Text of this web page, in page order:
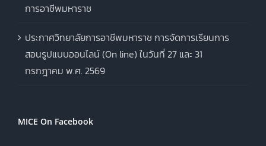
การอาชีพมหาราช
ประกาศวิทยาลัยการอาชีพมหาราช การจัดการเรียนการ
สอนรูปแบบออนไลน์ (On line) ในวันที่ 27 และ 31
กรกฎาคม พ.ศ. 2569
MICE On Facebook